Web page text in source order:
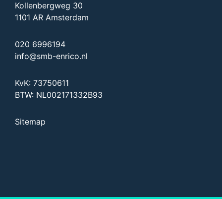
Kollenbergweg 30
1101 AR Amsterdam
020 6996194
info@smb-enrico.nl
KvK: 73750611
BTW: NL002171332B93
Sitemap